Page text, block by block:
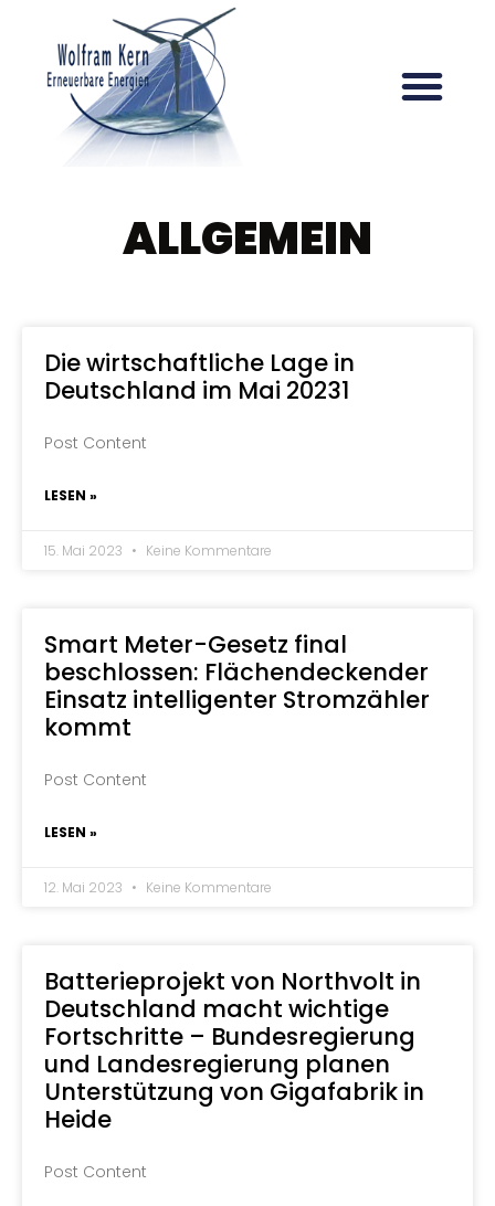
ALLGEMEIN
Die wirtschaftliche Lage in
Deutschland im Mai 20231
Post Content
LESEN »
15. Mai 2023 Keine Kommentare
Smart Meter-Gesetz final
beschlossen: Flächendeckender
Einsatz intelligenter Stromzähler
kommt
Post Content
LESEN »
12. Mai 2023 Keine Kommentare
Batterieprojekt von Northvolt in
Deutschland macht wichtige
Fortschritte – Bundesregierung
und Landesregierung planen
Unterstützung von Gigafabrik in
Heide
Post Content